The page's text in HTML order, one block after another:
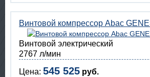
Винтовой компрессор Abac
Винтовой электрический
2767 л/мин
Цена: 545 525 руб.